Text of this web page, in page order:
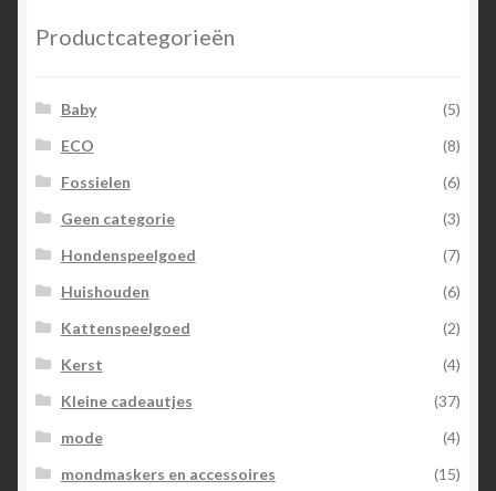
Productcategorieën
Baby
(5)
ECO
(8)
Fossielen
(6)
Geen categorie
(3)
Hondenspeelgoed
(7)
Huishouden
(6)
Kattenspeelgoed
(2)
Kerst
(4)
Kleine cadeautjes
(37)
mode
(4)
mondmaskers en accessoires
(15)